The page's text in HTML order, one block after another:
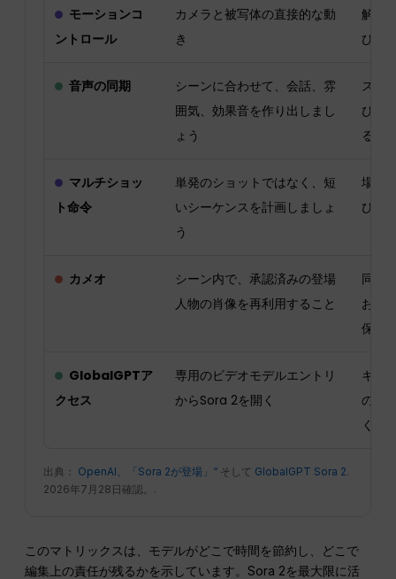
モーションコ
ントロール
カメラと被写体の直接的な動
き
解剖
び連
音声の同期
シーンに合わせて、会話、雰
囲気、効果音を作り出しまし
ょう
スピ
び音
る
マルチショッ
ト命令
単発のショットではなく、短
いシーケンスを計画しましょ
う
場面
び登
カメオ
シーン内で、承認済みの登場
人物の肖像を再利用すること
同意
およ
保
GlobalGPTア
クセス
専用のビデオモデルエントリ
からSora 2を開く
キャ
のプ
くだ
出典： OpenAI、「Sora 2が登場」“ そして GlobalGPT Sora 2.
2026年7月28日確認。.
このマトリックスは、モデルがどこで時間を節約し、どこで
編集上の責任が残るかを示しています。Sora 2を最大限に活